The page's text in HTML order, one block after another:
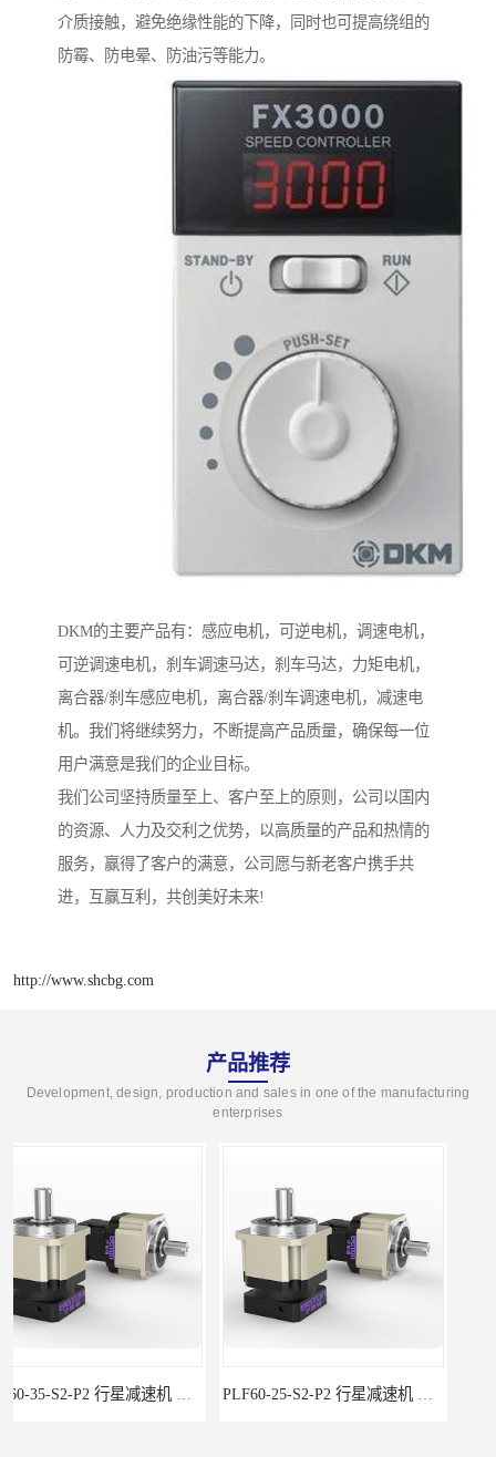
介质接触，避免绝缘性能的下降，同时也可提高绕组的
防霉、防电晕、防油污等能力。
DKM的主要产品有：感应电机，可逆电机，调速电机，
可逆调速电机，刹车调速马达，刹车马达，力矩电机，
离合器/刹车感应电机，离合器/刹车调速电机，减速电
机。我们将继续努力，不断提高产品质量，确保每一位
用户满意是我们的企业目标。
我们公司坚持质量至上、客户至上的原则，公司以国内
的资源、人力及交利之优势，以高质量的产品和热情的
服务，赢得了客户的满意，公司愿与新老客户携手共
进，互赢互利，共创美好未来!
http://www.shcbg.com
产品推荐
Development, design, production and sales in one of the manufacturing
enterprises
PLF60-25-S2-P2 行星减速机 伺服减速机 步进减速机